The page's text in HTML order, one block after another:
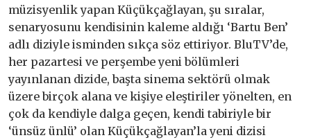
müzisyenlik yapan Küçükçağlayan, şu sıralar,
senaryosunu kendisinin kaleme aldığı ‘Bartu Ben’
adlı diziyle isminden sıkça söz ettiriyor. BluTV’de,
her pazartesi ve perşembe yeni bölümleri
yayınlanan dizide, başta sinema sektörü olmak
üzere birçok alana ve kişiye eleştiriler yönelten, en
çok da kendiyle dalga geçen, kendi tabiriyle bir
‘ünsüz ünlü’ olan Küçükçağlayan’la yeni dizisi